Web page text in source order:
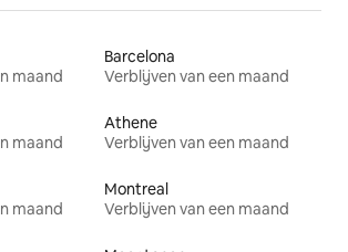
maand
Barcelona
Verblijven van een maand
maand
Athene
Verblijven van een maand
maand
Montreal
Verblijven van een maand